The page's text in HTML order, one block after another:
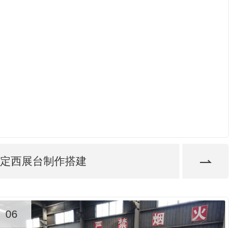
定西展台制作搭建
06